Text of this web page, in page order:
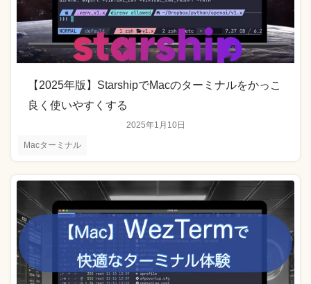
Macターミナル
2025年1月10日
【2025年版】StarshipでMacのターミナルをかっこ
良く使いやすくする